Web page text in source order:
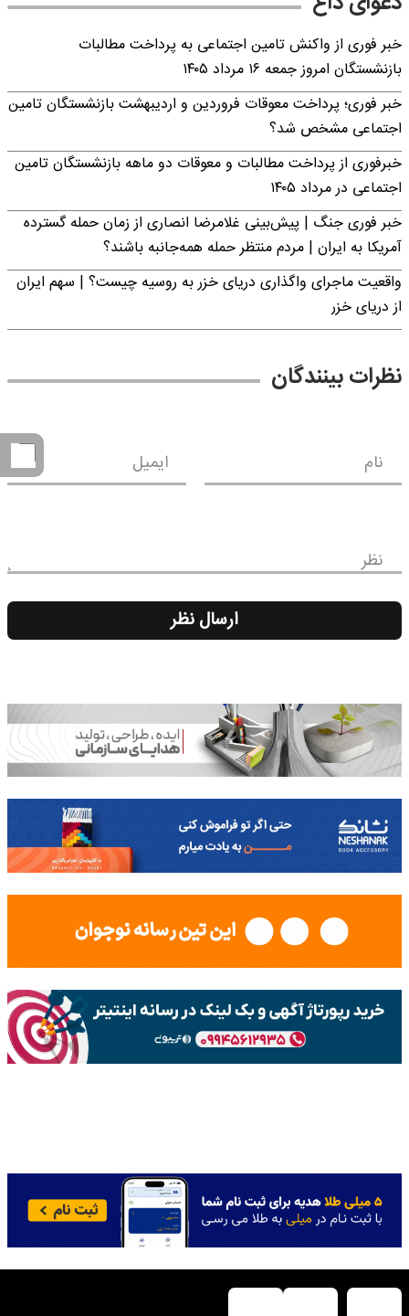
خبر فوری از واکنش تامین اجتماعی به پرداخت مطالبات
بازنشستگان امروز جمعه ۱۶ مرداد ۱۴۰۵
خبر فوری؛ پرداخت معوقات فروردین و اردیبهشت بازنشستگان تامین
اجتماعی مشخص شد؟
خبرفوری از پرداخت مطالبات و معوقات دو ماهه بازنشستگان تامین
اجتماعی در مرداد ۱۴۰۵
خبر فوری جنگ | پیش‌بینی غلامرضا انصاری از زمان حمله گسترده
آمریکا به ایران | مردم منتظر حمله همه‌جانبه باشند؟
واقعیت ماجرای واگذاری دریای خزر به روسیه چیست؟ | سهم ایران
از دریای خزر
نظرات بینندگان
نام ایمیل
نظر
ارسال نظر